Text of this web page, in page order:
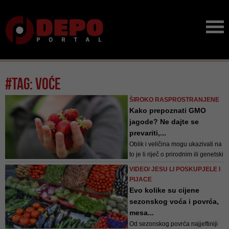
#tag: voće
ŠIROKO RASPROSTRANJENE
Kako prepoznati GMO
jagode? Ne dajte se
prevariti,...
Oblik i veličina mogu ukazivati na
to je li riječ o prirodnim ili genetski
VIDEO/ JESU LI POSKUPJELE I
PIJACE
Evo kolike su cijene
sezonskog voća i povrća,
mesa...
Od sezonskog povrća najjeftiniji